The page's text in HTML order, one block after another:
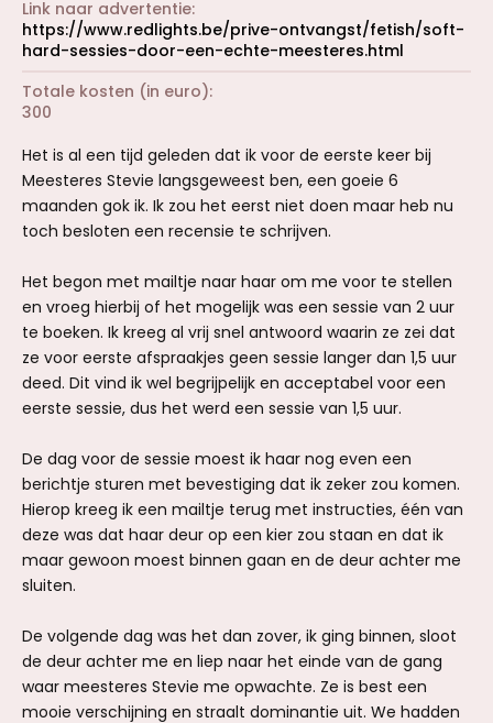
Link naar advertentie
https://www.redlights.be/prive-ontvangst/fetish/soft-
hard-sessies-door-een-echte-meesteres.html
Totale kosten (in euro)
300
Het is al een tijd geleden dat ik voor de eerste keer bij
Meesteres Stevie langsgeweest ben, een goeie 6
maanden gok ik. Ik zou het eerst niet doen maar heb nu
toch besloten een recensie te schrijven.
Het begon met mailtje naar haar om me voor te stellen
en vroeg hierbij of het mogelijk was een sessie van 2 uur
te boeken. Ik kreeg al vrij snel antwoord waarin ze zei dat
ze voor eerste afspraakjes geen sessie langer dan 1,5 uur
deed. Dit vind ik wel begrijpelijk en acceptabel voor een
eerste sessie, dus het werd een sessie van 1,5 uur.
De dag voor de sessie moest ik haar nog even een
berichtje sturen met bevestiging dat ik zeker zou komen.
Hierop kreeg ik een mailtje terug met instructies, één van
deze was dat haar deur op een kier zou staan en dat ik
maar gewoon moest binnen gaan en de deur achter me
sluiten.
De volgende dag was het dan zover, ik ging binnen, sloot
de deur achter me en liep naar het einde van de gang
waar meesteres Stevie me opwachte. Ze is best een
mooie verschijning en straalt dominantie uit. We hadden